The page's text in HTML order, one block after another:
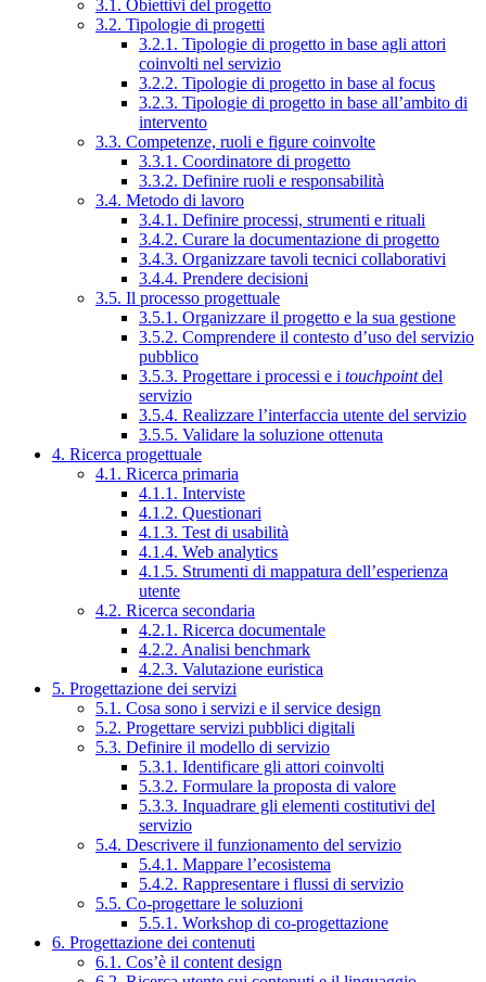
3.1. Obiettivi del progetto
3.2. Tipologie di progetti
3.2.1. Tipologie di progetto in base agli attori
coinvolti nel servizio
3.2.2. Tipologie di progetto in base al focus
3.2.3. Tipologie di progetto in base all’ambito di
intervento
3.3. Competenze, ruoli e figure coinvolte
3.3.1. Coordinatore di progetto
3.3.2. Definire ruoli e responsabilità
3.4. Metodo di lavoro
3.4.1. Definire processi, strumenti e rituali
3.4.2. Curare la documentazione di progetto
3.4.3. Organizzare tavoli tecnici collaborativi
3.4.4. Prendere decisioni
3.5. Il processo progettuale
3.5.1. Organizzare il progetto e la sua gestione
3.5.2. Comprendere il contesto d’uso del servizio
pubblico
3.5.3. Progettare i processi e i touchpointdel
servizio
3.5.4. Realizzare l’interfaccia utente del servizio
3.5.5. Validare la soluzione ottenuta
4. Ricerca progettuale
4.1. Ricerca primaria
4.1.1. Interviste
4.1.2. Questionari
4.1.3. Test di usabilità
4.1.4. Web analytics
4.1.5. Strumenti di mappatura dell’esperienza
utente
4.2. Ricerca secondaria
4.2.1. Ricerca documentale
4.2.2. Analisi benchmark
4.2.3. Valutazione euristica
5. Progettazione dei servizi
5.1. Cosa sono i servizi e il service design
5.2. Progettare servizi pubblici digitali
5.3. Definire il modello di servizio
5.3.1. Identificare gli attori coinvolti
5.3.2. Formulare la proposta di valore
5.3.3. Inquadrare gli elementi costitutivi del
servizio
5.4. Descrivere il funzionamento del servizio
5.4.1. Mappare l’ecosistema
5.4.2. Rappresentare i flussi di servizio
5.5. Co-progettare le soluzioni
5.5.1. Workshop di co-progettazione
6. Progettazione dei contenuti
6.1. Cos’è il content design